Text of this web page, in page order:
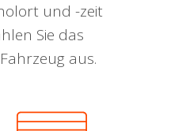
und -zeit
Sie das
aus.